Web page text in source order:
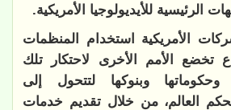
الرئيسية للأيديولوجيا الأمريكية.
الأمريكية استخدام المنظمات
تخضع الأمم الأخرى لاحتكار تلك
وحكوماتها وبنوكها لتتحول إلى
العالم، من خلال تقديم خدمات